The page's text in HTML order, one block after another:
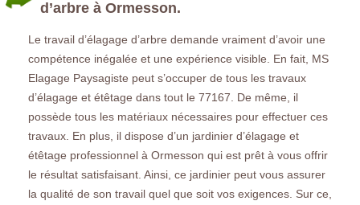
d’arbre à Ormesson.
Le travail d’élagage d’arbre demande vraiment d’avoir une
compétence inégalée et une expérience visible. En fait, MS
Elagage Paysagiste peut s’occuper de tous les travaux
d’élagage et étêtage dans tout le 77167. De même, il
possède tous les matériaux nécessaires pour effectuer ces
travaux. En plus, il dispose d’un jardinier d’élagage et
étêtage professionnel à Ormesson qui est prêt à vous offrir
le résultat satisfaisant. Ainsi, ce jardinier peut vous assurer
la qualité de son travail quel que soit vos exigences. Sur ce,